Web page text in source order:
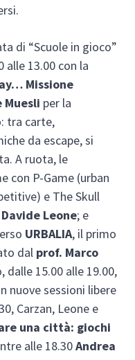
di “Scuole in gioco”
alle 13.00 con la
Missione
Muesli per la
tra carte,
da escape, si
A ruota, le
con P-Game (urban
e The Skull
Davide Leone; e
URBALIA, il primo
dal prof. Marco
dalle 15.00 alle 19.00,
nuove sessioni libere
Carzan, Leone e
una città: giochi
alle 18.30Andrea